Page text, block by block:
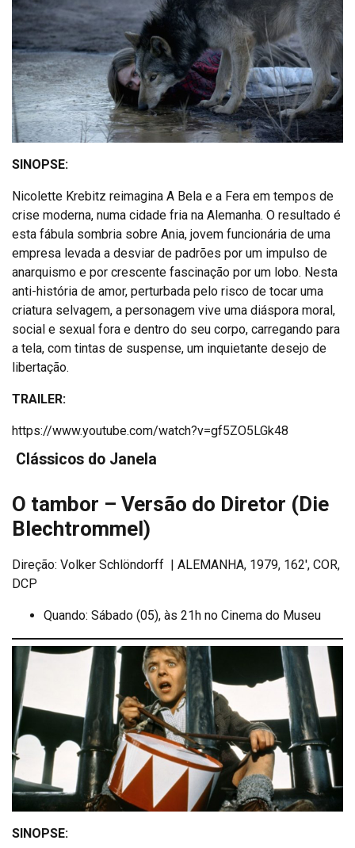
SINOPSE:
Nicolette Krebitz reimagina A Bela e a Fera em tempos de
crise moderna, numa cidade fria na Alemanha. O resultado é
esta fábula sombria sobre Ania, jovem funcionária de uma
empresa levada a desviar de padrões por um impulso de
anarquismo e por crescente fascinação por um lobo. Nesta
anti-história de amor, perturbada pelo risco de tocar uma
criatura selvagem, a personagem vive uma diáspora moral,
social e sexual fora e dentro do seu corpo, carregando para
a tela, com tintas de suspense, um inquietante desejo de
libertação.
TRAILER:
https://www.youtube.com/watch?v=gf5ZO5LGk48
Clássicos do Janela
O tambor – Versão do Diretor (Die
Blechtrommel)
Direção: Volker Schlöndorff | ALEMANHA, 1979, 162′, COR,
DCP
Quando: Sábado (05), às 21h no Cinema do Museu
SINOPSE: